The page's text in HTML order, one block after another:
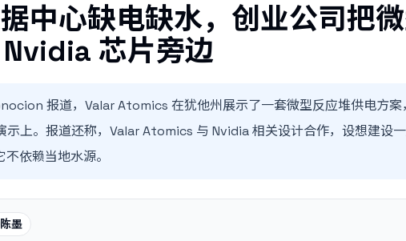
中心缺电缺水，创业公司把
芯片旁边
报道，Valar Atomics 在犹他州展示了一套微型反应堆供电方案
示上。报道还称，Valar Atomics 与 Nvidia 相关设计合作，设想建设一
不依赖当地水源。
陈墨